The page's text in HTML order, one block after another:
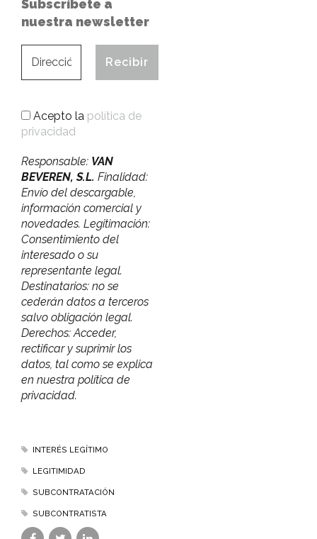
Subscríbete a
nuestra newsletter
Acepto la política de
privacidad
Responsable: VAN
BEVEREN, S.L. Finalidad:
Envío del descargable,
información comercial y
novedades. Legitimación:
Consentimiento del
interesado o su
representante legal.
Destinatarios: no se
cederán datos a terceros
salvo obligación legal.
Derechos: Acceder,
rectificar y suprimir los
datos, tal como se explica
en nuestra política de
privacidad.
INTERÉS LEGÍTIMO
LEGITIMIDAD
SUBCONTRATACIÓN
SUBCONTRATISTA